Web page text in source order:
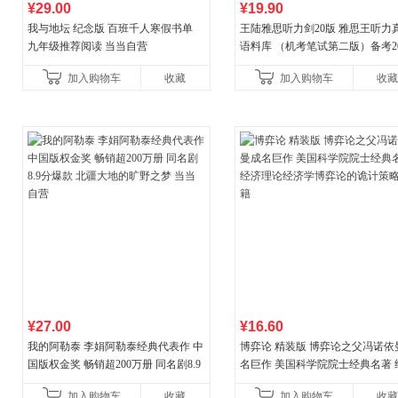
¥29.00
我与地坛 纪念版 百班千人寒假书单
九年级推荐阅读 当当自营
加入购物车 收藏
¥19.90
王陆雅思听力剑20版 雅思王听力
语料库 （机考笔试第二版）备考
新增在
加入购物车 收藏
¥27.00
我的阿勒泰 李娟阿勒泰经典代表作 中
国版权金奖 畅销超200万册 同名剧8.9
¥16.60
博弈论 精装版 博弈论之父冯诺依
名巨作 美国科学院院士经典名著